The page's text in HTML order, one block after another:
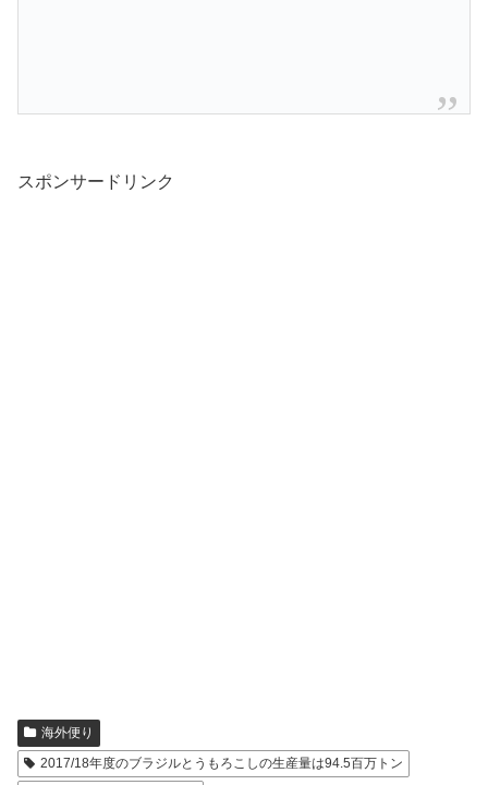
スポンサードリンク
海外便り
2017/18年度のブラジルとうもろこしの生産量は94.5百万トン